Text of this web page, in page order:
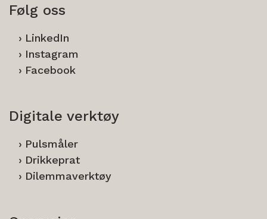
Følg oss
LinkedIn
Instagram
Facebook
Digitale verktøy
Pulsmåler
Drikkeprat
Dilemmaverktøy